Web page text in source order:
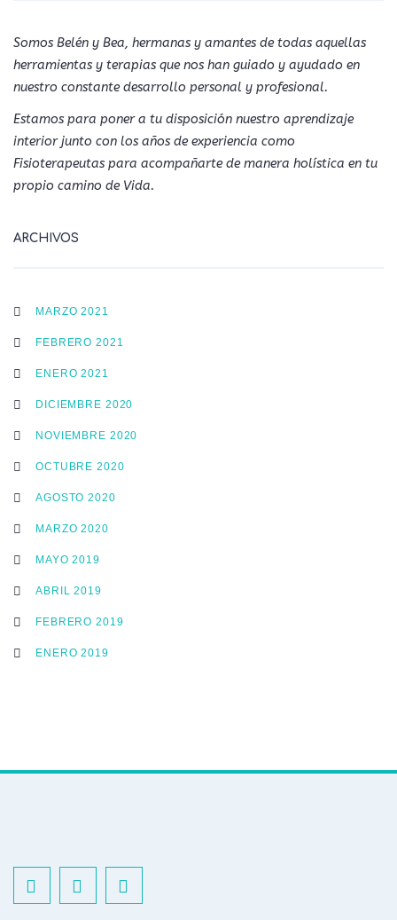
Somos Belén y Bea, hermanas y amantes de todas aquellas
herramientas y terapias que nos han guiado y ayudado en
nuestro constante desarrollo personal y profesional.
Estamos para poner a tu disposición nuestro aprendizaje
interior junto con los años de experiencia como
Fisioterapeutas para acompañarte de manera holística en tu
propio camino de Vida.
ARCHIVOS
MARZO 2021
FEBRERO 2021
ENERO 2021
DICIEMBRE 2020
NOVIEMBRE 2020
OCTUBRE 2020
AGOSTO 2020
MARZO 2020
MAYO 2019
ABRIL 2019
FEBRERO 2019
ENERO 2019